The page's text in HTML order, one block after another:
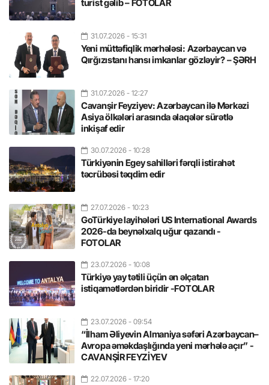
turist gəlib – FOTOLAR
31.07.2026 - 15:31
Yeni müttəfiqlik mərhələsi: Azərbaycan və
Qırğızıstanı hansı imkanlar gözləyir? – ŞƏRH
31.07.2026 - 12:27
Cavanşir Feyziyev: Azərbaycan ilə Mərkəzi
Asiya ölkələri arasında əlaqələr sürətlə
inkişaf edir
30.07.2026 - 10:28
Türkiyənin Egey sahilləri fərqli istirahət
təcrübəsi təqdim edir
27.07.2026 - 10:23
GoTürkiye layihələri US International Awards
2026-da beynəlxalq uğur qazandı -
FOTOLAR
23.07.2026 - 10:08
Türkiyə yay tətili üçün ən əlçatan
istiqamətlərdən biridir -FOTOLAR
23.07.2026 - 09:54
“İlham Əliyevin Almaniya səfəri Azərbaycan–
Avropa əməkdaşlığında yeni mərhələ açır” -
CAVANŞİR FEYZİYEV
22.07.2026 - 17:20